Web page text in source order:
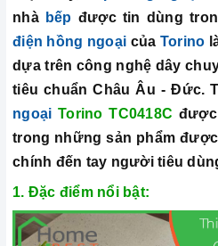
nhà bếp được tin dùng
điện hồng ngoại của Torino
dựa trên công nghệ dây
tiêu chuẩn Châu Âu - Đức.
ngoạiTorino TC0418C
trong những sản phẩm được
chính đến tay người tiêu
1. Đặc điểm nổi bật: